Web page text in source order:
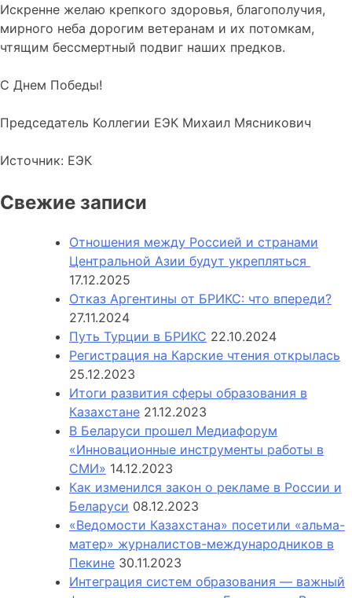
Искренне желаю крепкого здоровья, благополучия,
мирного неба дорогим ветеранам и их потомкам,
чтящим бессмертный подвиг наших предков.
С Днем Победы!
Председатель Коллегии ЕЭК Михаил Мясникович
Источник: ЕЭК
Свежие записи
Отношения между Россией и странами
Центральной Азии будут укрепляться
17.12.2025
Отказ Аргентины от БРИКС: что впереди?
27.11.2024
Путь Турции в БРИКС 22.10.2024
Регистрация на Карские чтения открылась
25.12.2023
Итоги развития сферы образования в
Казахстане 21.12.2023
В Беларуси прошел Медиафорум
«Инновационные инструменты работы в
СМИ» 14.12.2023
Как изменился закон о рекламе в России и
Беларуси 08.12.2023
«Ведомости Казахстана» посетили «альма-
матер» журналистов-международников в
Пекине 30.11.2023
Интеграция систем образования — важный